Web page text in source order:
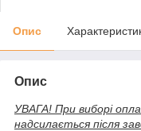
Опис
Опис
УВАГА! При виборі
надсилається після